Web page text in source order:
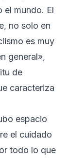
el mundo. El
no solo en
es muy
general»,
de
caracteriza
espacio
el cuidado
todo lo que